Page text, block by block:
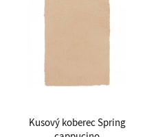
Kusový koberec Spring